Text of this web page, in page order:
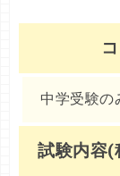
中学受験の
試験内容(